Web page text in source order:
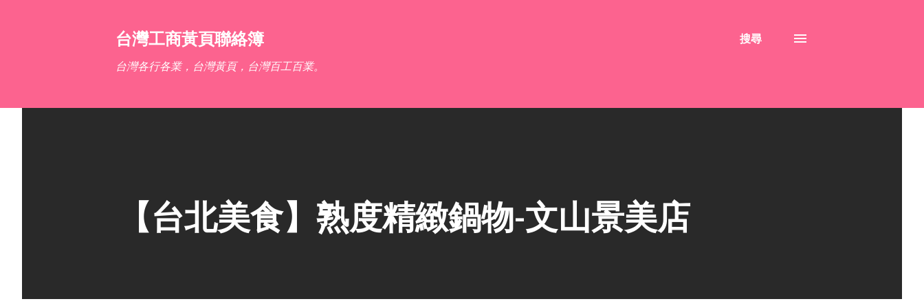
台灣工商黃頁聯絡簿
台灣各行各業，台灣黃頁，台灣百工百業。
搜尋
【台北美食】熟度精緻鍋物-文山景美店